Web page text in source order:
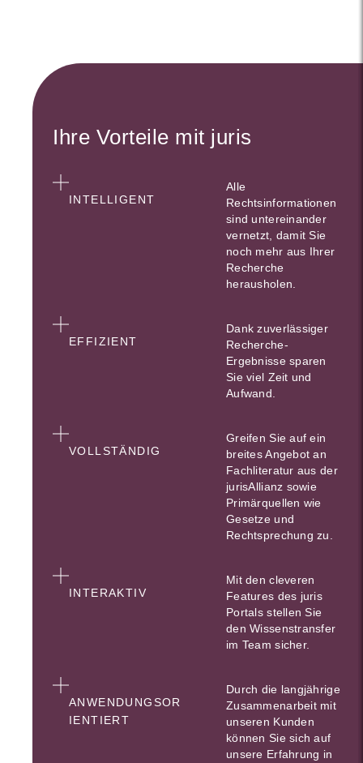
Ihre Vorteile mit juris
INTELLIGENT
Alle
Rechtsinformationen
sind untereinander
vernetzt, damit Sie
noch mehr aus Ihrer
Recherche
herausholen.
EFFIZIENT
Dank zuverlässiger
Recherche-
Ergebnisse sparen
Sie viel Zeit und
Aufwand.
VOLLSTÄNDIG
Greifen Sie auf ein
breites Angebot an
Fachliteratur aus der
jurisAllianz sowie
Primärquellen wie
Gesetze und
Rechtsprechung zu.
INTERAKTIV
Mit den cleveren
Features des juris
Portals stellen Sie
den Wissenstransfer
im Team sicher.
ANWENDUNGSOR
IENTIERT
Durch die langjährige
Zusammenarbeit mit
unseren Kunden
können Sie sich auf
unsere Erfahrung in